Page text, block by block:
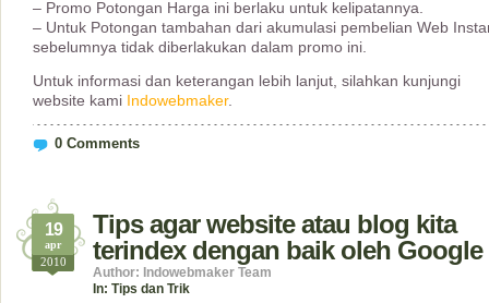
– Promo Potongan Harga ini berlaku untuk kelipatannya.
– Untuk Potongan tambahan dari akumulasi pembelian Web
sebelumnya tidak diberlakukan dalam promo ini.
Untuk informasi dan keterangan lebih lanjut, silahkan kunjungi
website kami Indowebmaker.
0 Comments
Tips agar website atau blog kita
terindex dengan baik oleh Google
19
apr
2010
Author: Indowebmaker Team
In: Tips dan Trik